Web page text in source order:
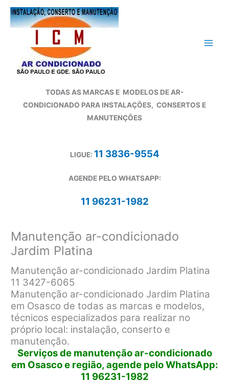
para
TODAS AS MARCAS E MODELOS DE AR-
CONDICIONADO PARA INSTALAÇÕES, CONSERTOS E
MANUTENÇÕES
LIGUE: 11 3836-9554
AGENDE PELO WHATSAPP:
11 96231-1982
Manutenção ar-condicionado
Jardim Platina
Manutenção ar-condicionado Jardim Platina
11 3427-6065
Manutenção ar-condicionado Jardim Platina
em Osasco de todas as marcas e modelos,
técnicos especializados para realizar no
próprio local: instalação, conserto e
manutenção.
Serviços de manutenção ar-condicionado
em Osasco e região, agende pelo WhatsApp:
11 96231-1982